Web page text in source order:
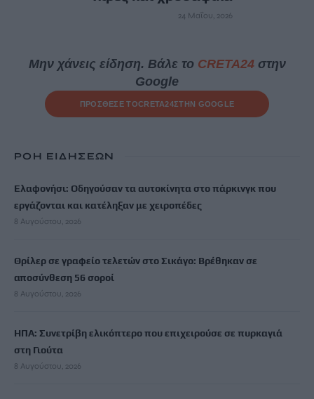
24 Μαΐου, 2026
Μην χάνεις είδηση. Βάλε το CRETA24στην
Google
ΠΡΟΣΘΕΣΕ ΤΟCRETA24ΣΤΗΝ GOOGLE
ΡΟΗ ΕΙΔΗΣΕΩΝ
Ελαφονήσι: Οδηγούσαν τα αυτοκίνητα στο πάρκινγκ που
εργάζονται και κατέληξαν με χειροπέδες
8 Αυγούστου, 2026
Θρίλερ σε γραφείο τελετών στο Σικάγο: Βρέθηκαν σε
αποσύνθεση 56 σοροί
8 Αυγούστου, 2026
ΗΠΑ: Συνετρίβη ελικόπτερο που επιχειρούσε σε πυρκαγιά
στη Γιούτα
8 Αυγούστου, 2026